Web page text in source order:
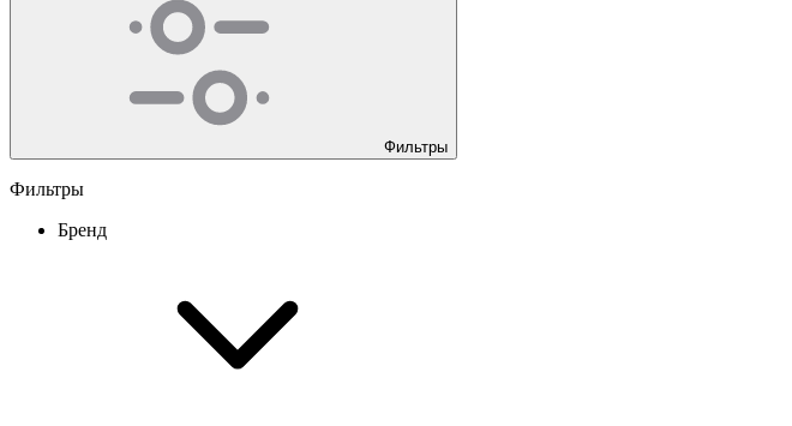
Фильтры
Фильтры
Бренд